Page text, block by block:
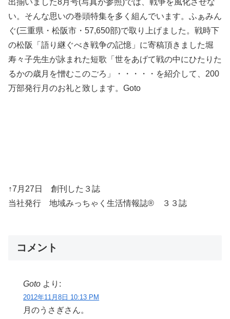
出揃いました8月号(写真が参照)では、戦争を風化させな
い。そんな思いの巻頭特集を多く組んでいます。ふぁみん
ぐ(三重県・松阪市・57,650部)で取り上げました。戦時下
の松阪「語り継ぐべき戦争の記憶」に寄稿頂きました堀
寿々子先生が詠まれた短歌「世をあげて戦の中にひたりた
るかの歳月を憎むこのごろ」・・・・・を紹介して、200
万部発行月のお礼と致します。Goto
↑7月27日 創刊した３誌
当社発行 地域みっちゃく生活情報誌® ３３誌
コメント
Goto より:
2012年11月8日 10:13 PM
月のうさぎさん。